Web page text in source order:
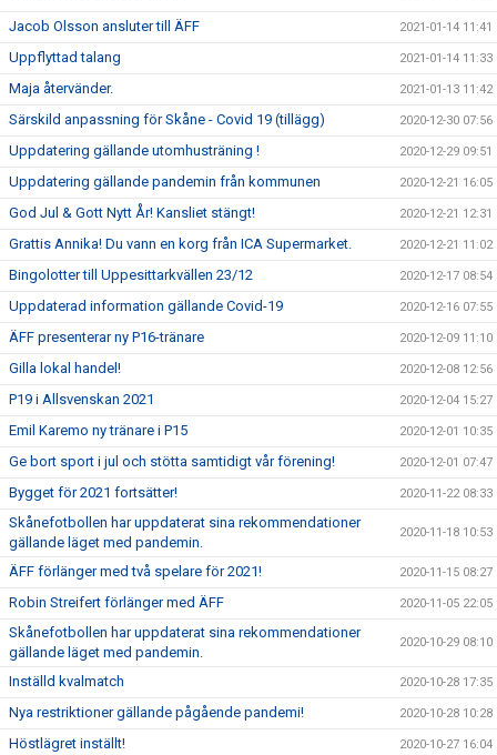
Jacob Olsson ansluter till ÄFF 2021-01-14 11:41
Uppflyttad talang 2021-01-14 11:33
Maja återvänder. 2021-01-13 11:42
Särskild anpassning för Skåne - Covid 19 (tillägg) 2020-12-30 07:56
Uppdatering gällande utomhusträning ! 2020-12-29 09:51
Uppdatering gällande pandemin från kommunen 2020-12-21 16:05
God Jul & Gott Nytt År! Kansliet stängt! 2020-12-21 12:31
Grattis Annika! Du vann en korg från ICA Supermarket. 2020-12-21 11:02
Bingolotter till Uppesittarkvällen 23/12 2020-12-17 08:54
Uppdaterad information gällande Covid-19 2020-12-16 07:55
ÄFF presenterar ny P16-tränare 2020-12-09 11:10
Gilla lokal handel! 2020-12-08 12:56
P19 i Allsvenskan 2021 2020-12-04 15:27
Emil Karemo ny tränare i P15 2020-12-01 10:35
Ge bort sport i jul och stötta samtidigt vår förening! 2020-12-01 07:47
Bygget för 2021 fortsätter! 2020-11-22 08:33
Skånefotbollen har uppdaterat sina rekommendationer
gällande läget med pandemin.
2020-11-18 10:53
ÄFF förlänger med två spelare för 2021! 2020-11-15 08:27
Robin Streifert förlänger med ÄFF 2020-11-05 22:05
Skånefotbollen har uppdaterat sina rekommendationer
gällande läget med pandemin.
2020-10-29 08:10
Inställd kvalmatch 2020-10-28 17:35
Nya restriktioner gällande pågående pandemi! 2020-10-28 10:28
Höstlägret inställt! 2020-10-27 16:04